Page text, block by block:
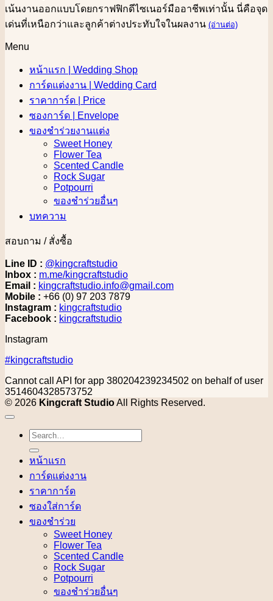
เน้นงานออกแบบโดยกราฟฟิกดีไซเนอร์มืออาชีพเท่านั้น นี่คือจุด
เด่นที่เหนือกว่าและลูกค้าต่างประทับใจในผลงาน (อ่านต่อ)
Menu
หน้าแรก | Wedding Shop
การ์ดแต่งงาน | Wedding Card
ราคาการ์ด | Price
ซองการ์ด | Envelope
ของชำร่วยงานแต่ง
Sweet Honey
Flower Tea
Scented Candle
Rock Sugar
Potpourri
ของชำร่วยอื่นๆ
บทความ
สอบถาม / สั่งซื้อ
Line ID : @kingcraftstudio
Inbox : m.me/kingcraftstudio
Email : kingcraftstudio.info@gmail.com
Mobile : +66 (0) 97 203 7879
Instagram : kingcraftstudio
Facebook : kingcraftstudio
Instagram
#kingcraftstudio
Cannot call API for app 380204239234502 on behalf of user
3514604328573752
© 2026 Kingcraft StudioAll Rights Reserved.
Search
for:
หน้าแรก
การ์ดแต่งงาน
ราคาการ์ด
ซองใส่การ์ด
ของชำร่วย
Sweet Honey
Flower Tea
Scented Candle
Rock Sugar
Potpourri
ของชำร่วยอื่นๆ